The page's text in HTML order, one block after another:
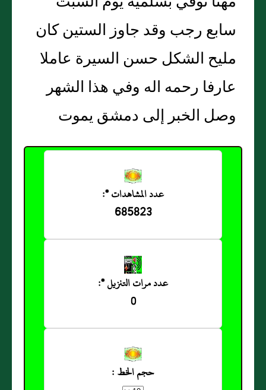
سابع رجب وقد جاوز الستين كان
مليح الشكل حسن السيرة عاملا
عارفا رحمه اله وفي هذا الشهر
وصل الخبر إلى دمشق يموت
عدد المشاهدات *:
685823
عدد مرات التنزيل *:
0
حجم الخط :